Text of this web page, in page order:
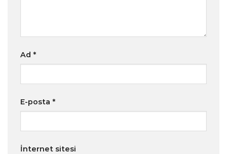
Ad *
E-posta *
İnternet sitesi